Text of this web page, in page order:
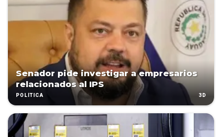
Senador pide investigar a empresarios
relacionados al IPS
POLÍTICA 3D